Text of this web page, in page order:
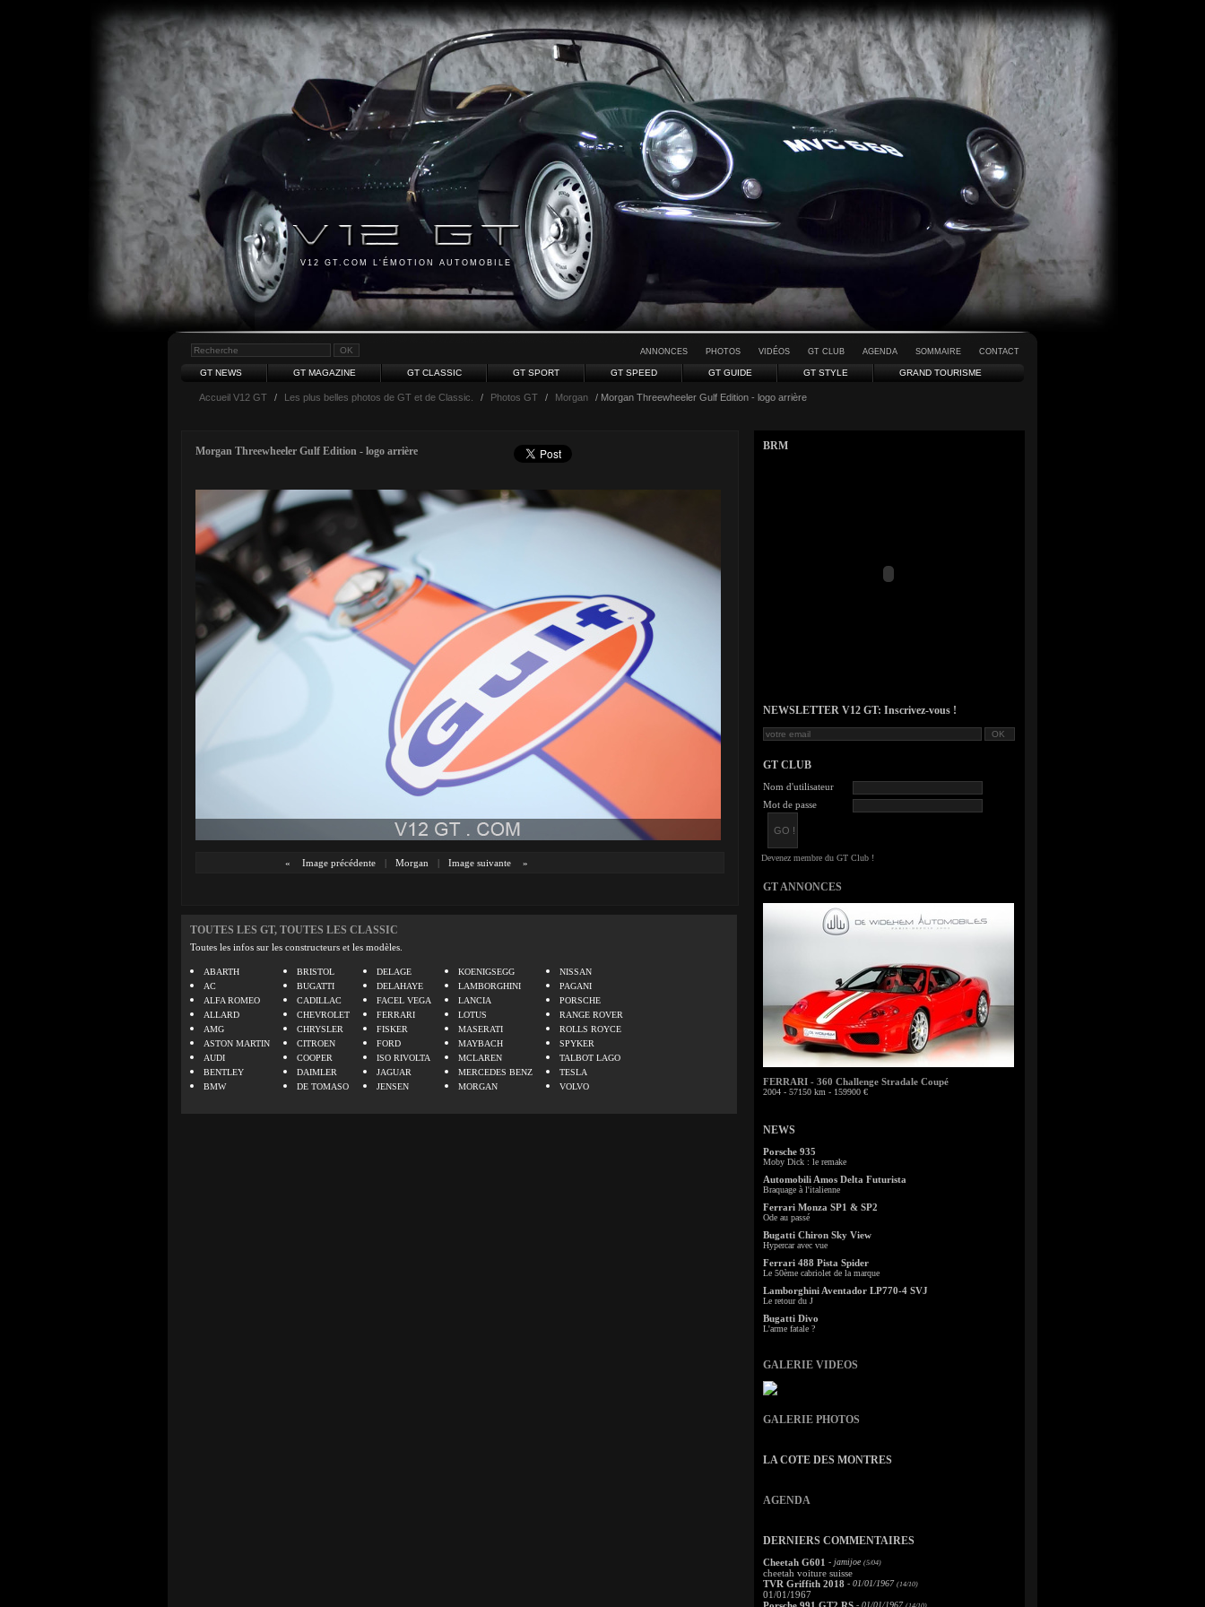
V12 GT.COM L'ÉMOTION AUTOMOBILE
ANNONCES PHOTOS VIDÉOS GT CLUB AGENDA SOMMAIRE CONTACT
GT NEWS GT MAGAZINE GT CLASSIC GT SPORT GT SPEED GT GUIDE GT STYLE GRAND TOURISME
Accueil V12 GT / Les plus belles photos de GT et de Classic. / Photos GT / Morgan / Morgan Threewheeler Gulf Edition - logo arrière
Morgan Threewheeler Gulf Edition - logo arrière
« Image précédente | Morgan | Image suivante »
TOUTES LES GT, TOUTES LES CLASSIC
Toutes les infos sur les constructeurs et les modèles.
ABARTH
AC
ALFA ROMEO
ALLARD
AMG
ASTON MARTIN
AUDI
BENTLEY
BMW
BRISTOL
BUGATTI
CADILLAC
CHEVROLET
CHRYSLER
CITROEN
COOPER
DAIMLER
DE TOMASO
DELAGE
DELAHAYE
FACEL VEGA
FERRARI
FISKER
FORD
ISO RIVOLTA
JAGUAR
JENSEN
KOENIGSEGG
LAMBORGHINI
LANCIA
LOTUS
MASERATI
MAYBACH
MCLAREN
MERCEDES BENZ
MORGAN
NISSAN
PAGANI
PORSCHE
RANGE ROVER
ROLLS ROYCE
SPYKER
TALBOT LAGO
TESLA
VOLVO
BRM
NEWSLETTER V12 GT: Inscrivez-vous !
GT CLUB
Nom d'utilisateur
Mot de passe
GT ANNONCES
FERRARI - 360 Challenge Stradale Coupé
2004 - 57150 km - 159900 €
NEWS
Porsche 935
Moby Dick : le remake
Automobili Amos Delta Futurista
Braquage à l'italienne
Ferrari Monza SP1 & SP2
Ode au passé
Bugatti Chiron Sky View
Hypercar avec vue
Ferrari 488 Pista Spider
Le 50ème cabriolet de la marque
Lamborghini Aventador LP770-4 SVJ
Le retour du J
Bugatti Divo
L'arme fatale ?
GALERIE VIDEOS
GALERIE PHOTOS
LA COTE DES MONTRES
AGENDA
DERNIERS COMMENTAIRES
Cheetah G601 - jamijoe (5/04)
cheetah voiture suisse
TVR Griffith 2018 - 01/01/1967 (14/10)
01/01/1967
- 01/01/1967